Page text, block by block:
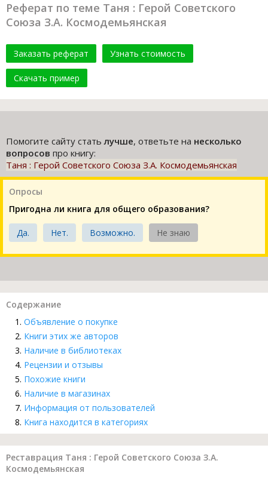
Реферат по теме Таня : Герой Советского
Союза З.А. Космодемьянская
Заказать реферат Узнать стоимость
Скачать пример
Помогите сайту статьлучше, ответьте на несколько
вопросов про книгу:
Таня : Герой Советского Союза З.А. Космодемьянская
Опросы
Пригодна ли книга для общего образования?
Да. Нет. Возможно. Не знаю
Содержание
Объявление о покупке
Книги этих же авторов
Наличие в библиотеках
Рецензии и отзывы
Похожие книги
Наличие в магазинах
Информация от пользователей
Книга находится в категориях
Реставрация Таня : Герой Советского Союза З.А.
Космодемьянская